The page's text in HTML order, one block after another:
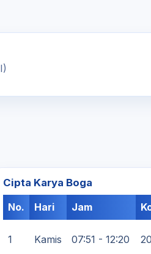
Cipta Karya Boga
No.
Hari Jam
1 Kamis 07:51 - 12:20